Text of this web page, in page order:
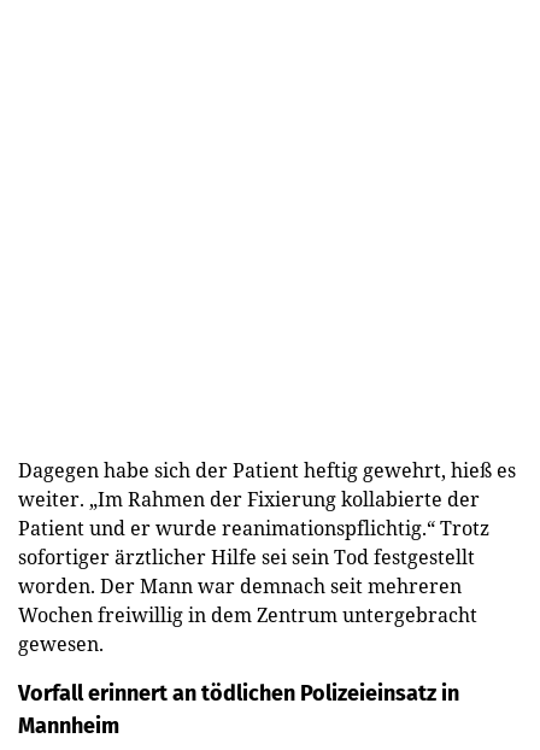
Dagegen habe sich der Patient heftig gewehrt, hieß es
weiter. „Im Rahmen der Fixierung kollabierte der
Patient und er wurde reanimationspflichtig.“ Trotz
sofortiger ärztlicher Hilfe sei sein Tod festgestellt
worden. Der Mann war demnach seit mehreren
Wochen freiwillig in dem Zentrum untergebracht
gewesen.
Vorfall erinnert an tödlichen Polizeieinsatz in
Mannheim